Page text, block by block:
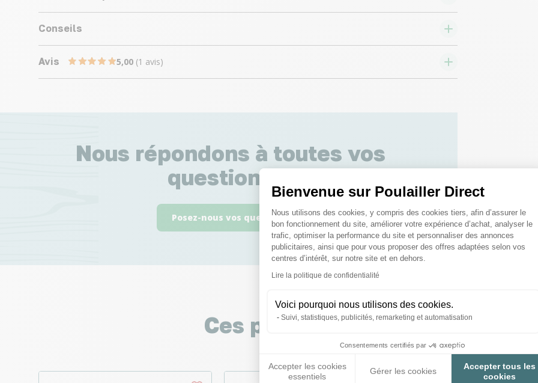
Bienvenue sur Poulailler Direct
Plateforme de Gestion du
Nous utilisons des cookies, y compris des cookies tiers, afin d’assurer le
bon fonctionnement du site, améliorer votre expérience d’achat, analyser le
trafic, optimiser la performance du site et personnaliser des annonces
publicitaires, ainsi que pour vous proposer des offres adaptées selon vos
centres d’intérêt, sur notre site et en dehors.
Lire la politique de confidentialité
Voici pourquoi nous utilisons des cookies.
Suivi, statistiques, publicités, remarketing et automatisation
Consentements certifiés par
Accepter les cookies
essentiels
Gérer les cookies
Accepter tous les
cookies
Axeptio consent
Conseils
Avis 5,00 (1 avis)
Nous répondons à toutes vos
questions ;)
Posez-nous vos questions
Ces produits peuvent vous